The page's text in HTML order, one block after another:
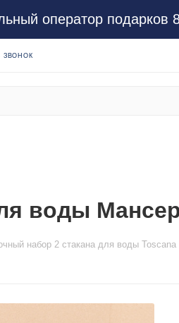
оператор подарков
ЗВОНОК
воды
набор 2 стакана для воды Toscana